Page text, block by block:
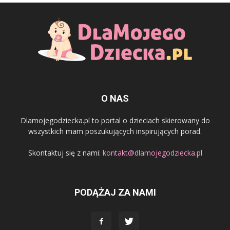
O NAS
Dlamojegodziecka.pl to portal o dzieciach skierowany do
wszystkich mam poszukujących inspirujących porad.
Skontaktuj się z nami: kontakt@dlamojegodziecka.pl
PODĄŻAJ ZA NAMI